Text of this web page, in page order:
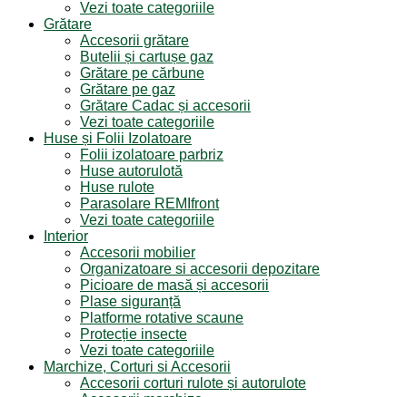
Vezi toate categoriile
Grătare
Accesorii grătare
Butelii și cartușe gaz
Grătare pe cărbune
Grătare pe gaz
Grătare Cadac și accesorii
Vezi toate categoriile
Huse și Folii Izolatoare
Folii izolatoare parbriz
Huse autorulotă
Huse rulote
Parasolare REMIfront
Vezi toate categoriile
Interior
Accesorii mobilier
Organizatoare si accesorii depozitare
Picioare de masă și accesorii
Plase siguranță
Platforme rotative scaune
Protecție insecte
Vezi toate categoriile
Marchize, Corturi si Accesorii
Accesorii corturi rulote și autorulote